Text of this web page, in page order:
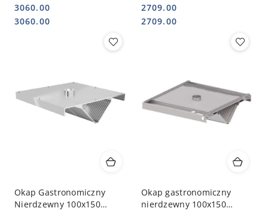
STALGAST
Cena:
3060.00
Cena:
3060.00
750_100x140
Cena:
2709.00
Cena:
2709.00
Okap Gastronomiczny
Nierdzewny 100x150
Okap gastronomiczny
nierdzewny 100x150